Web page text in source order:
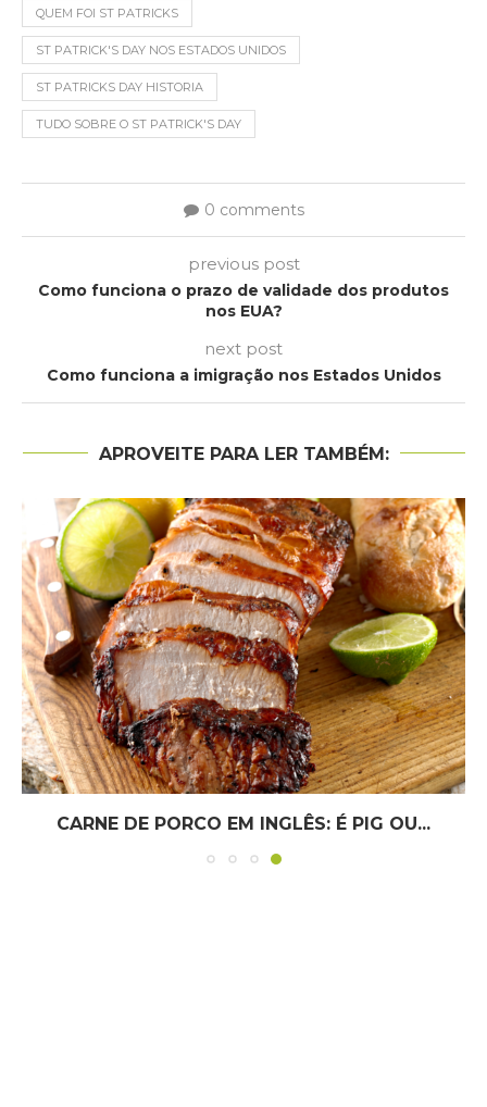
QUEM FOI ST PATRICKS
ST PATRICK'S DAY NOS ESTADOS UNIDOS
ST PATRICKS DAY HISTORIA
TUDO SOBRE O ST PATRICK'S DAY
0 comments
previous post
Como funciona o prazo de validade dos produtos
nos EUA?
next post
Como funciona a imigração nos Estados Unidos
APROVEITE PARA LER TAMBÉM:
COMO DIZER RG E CPF EM INGLÊS?